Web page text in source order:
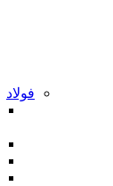
فولاد